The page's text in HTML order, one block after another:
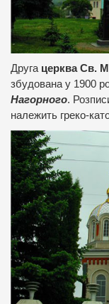
Друга церква Св.
збудована у 1900
Нагорного.
належить греко-